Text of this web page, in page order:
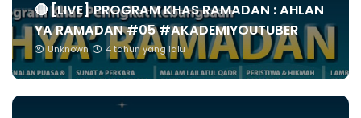
🔴 [LIVE] PROGRAM KHAS RAMADAN : AHLAN
YA RAMADAN #05 #AKADEMIYOUTUBER
Unknown 4 tahun yang lalu